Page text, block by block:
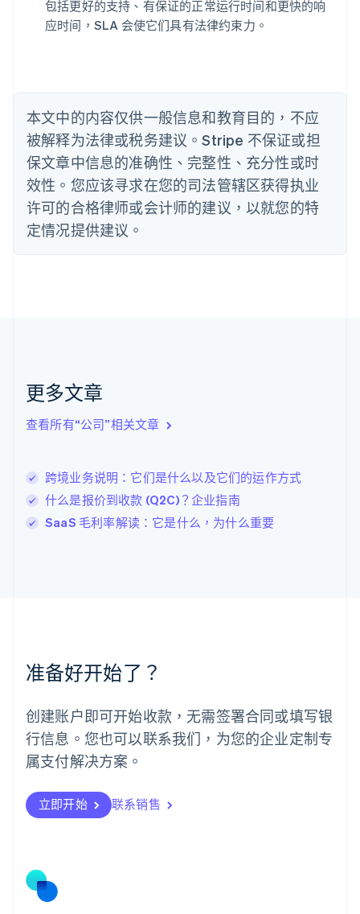
包括更好的支持、有保证的正常运行时间和更快的响
应时间，SLA 会使它们具有法律约束力。
本文中的内容仅供一般信息和教育目的，不应
被解释为法律或税务建议。Stripe 不保证或担
保文章中信息的准确性、完整性、充分性或时
效性。您应该寻求在您的司法管辖区获得执业
许可的合格律师或会计师的建议，以就您的特
定情况提供建议。
更多文章
查看所有“公司”相关文章
跨境业务说明：它们是什么以及它们的运作方式
什么是报价到收款 (Q2C)？企业指南
SaaS 毛利率解读：它是什么，为什么重要
准备好开始了？
创建账户即可开始收款，无需签署合同或填写银
行信息。您也可以联系我们，为您的企业定制专
属支付解决方案。
立即开始 联系销售
保加利亚
English
丹麦
English
德国
DeutschEnglish
法国
FrançaisEnglish
芬兰
EnglishSvenska
English
English
卢森堡
罗马尼亚
English
挪威
葡萄牙
Português English
日本
日本語English
瑞典
瑞士
DeutschFrançais
English
斯洛文尼亚